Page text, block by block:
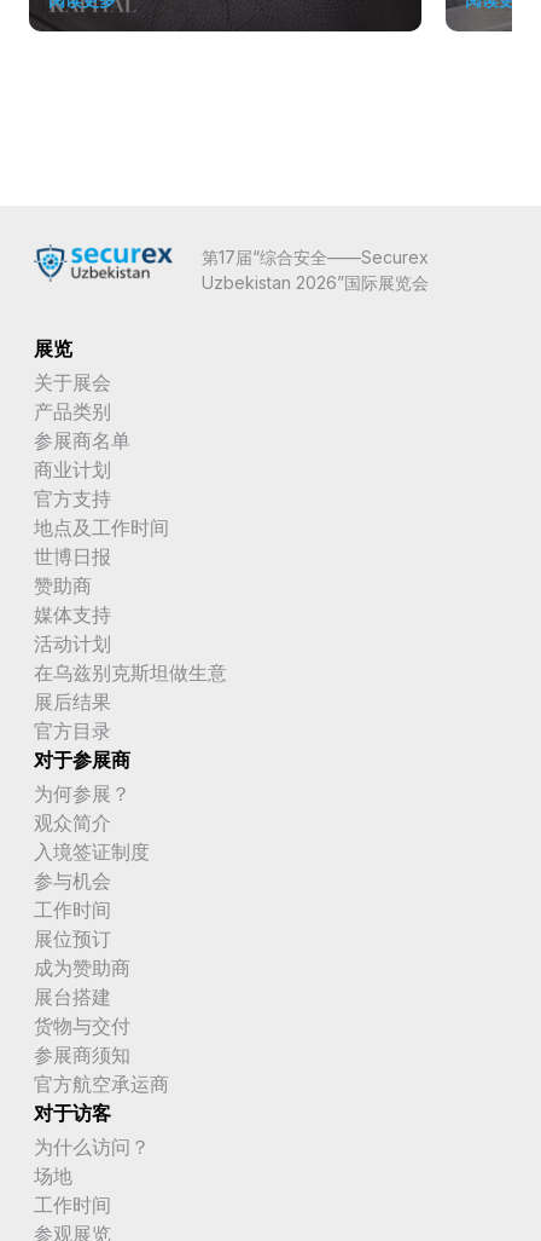
第17届“综合安全——Securex
Uzbekistan 2026”国际展览会
展览
关于展会
产品类别
参展商名单
商业计划
官方支持
地点及工作时间
世博日报
赞助商
媒体支持
活动计划
在乌兹别克斯坦做生意
展后结果
官方目录
对于参展商
为何参展？
观众简介
入境签证制度
参与机会
工作时间
展位预订
成为赞助商
展台搭建
货物与交付
参展商须知
官方航空承运商
对于访客
为什么访问？
场地
工作时间
参观展览